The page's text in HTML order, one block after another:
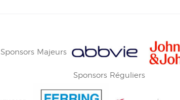
Sponsors Majeurs
Sponsors Réguliers